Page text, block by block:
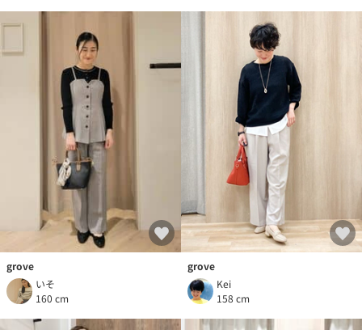
grove
いそ
160 cm
grove
Kei
158 cm